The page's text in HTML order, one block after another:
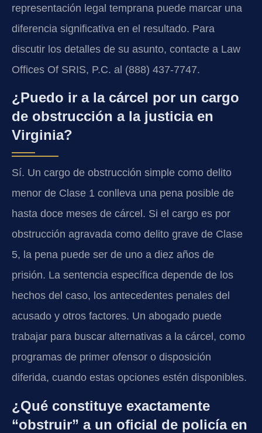
representación legal temprana puede marcar una
diferencia significativa en el resultado. Para
discutir los detalles de su asunto, contacte a Law
Offices Of SRIS, P.C. al (888) 437-7747.
¿Puedo ir a la cárcel por un cargo
de obstrucción a la justicia en
Virginia?
Sí. Un cargo de obstrucción simple como delito
menor de Clase 1 conlleva una pena posible de
hasta doce meses de cárcel. Si el cargo es por
obstrucción agravada como delito grave de Clase
5, la pena puede ser de uno a diez años de
prisión. La sentencia específica depende de los
hechos del caso, los antecedentes penales del
acusado y otros factores. Un abogado puede
trabajar para buscar alternativas a la cárcel, como
programas de primer ofensor o disposición
diferida, cuando estas opciones estén disponibles.
¿Qué constituye exactamente
“obstruir” a un oficial de policía en